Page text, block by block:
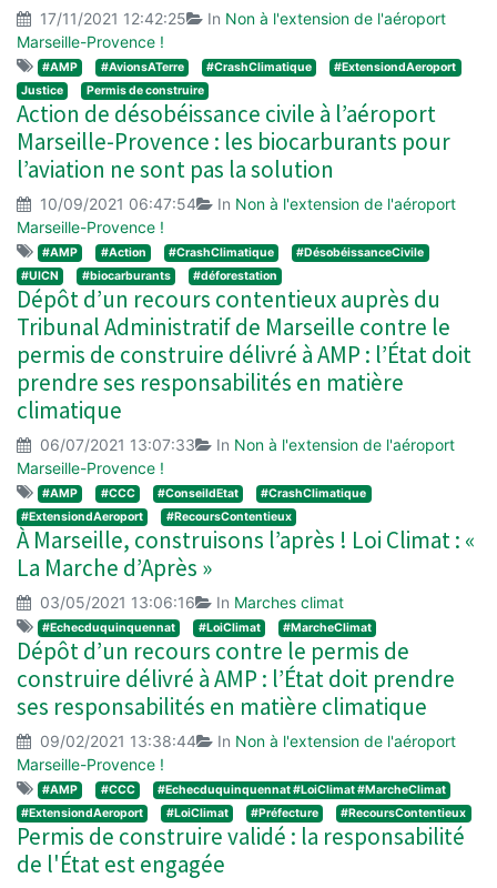
17/11/2021 12:42:25 In Non à l'extension de l'aéroport
Marseille-Provence !
#AMP #AvionsATerre #CrashClimatique
#ExtensiondAeroport
Justice
Permis de construire
Action de désobéissance civile à l’aéroport
Marseille-Provence : les biocarburants pour
l’aviation ne sont pas la solution
10/09/2021 06:47:54 In Non à l'extension de l'aéroport
Marseille-Provence !
#AMP #Action #CrashClimatique
#DésobéissanceCivile
#UICN
#biocarburants #déforestation
Dépôt d’un recours contentieux auprès du
Tribunal Administratif de Marseille contre le
permis de construire délivré à AMP : l’État doit
prendre ses responsabilités en matière
climatique
06/07/2021 13:07:33 In Non à l'extension de l'aéroport
Marseille-Provence !
#AMP #CCC #ConseildEtat
#CrashClimatique
#ExtensiondAeroport
#RecoursContentieux
À Marseille, construisons l’après ! Loi Climat : «
La Marche d’Après »
03/05/2021 13:06:16 In Marches climat
#Echecduquinquennat #LoiClimat #MarcheClimat
Dépôt d’un recours contre le permis de
construire délivré à AMP : l’État doit prendre
ses responsabilités en matière climatique
09/02/2021 13:38:44 In Non à l'extension de l'aéroport
Marseille-Provence !
#AMP #CCC
#Echecduquinquennat #LoiClimat #MarcheClimat
#ExtensiondAeroport
#LoiClimat #Préfecture #RecoursContentieux
Permis de construire validé : la responsabilité
de l'État est engagée